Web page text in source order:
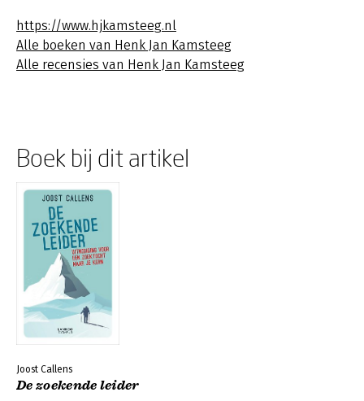
https://www.hjkamsteeg.nl
Alle boeken van Henk Jan Kamsteeg
Alle recensies van Henk Jan Kamsteeg
Boek bij dit artikel
Joost Callens
De zoekende leider